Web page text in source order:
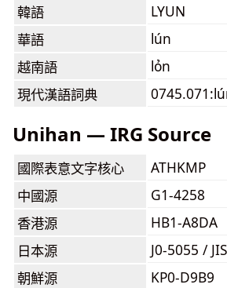
韓語
LYUN
華語
lún
越南語
lỏn
現代漢語詞典
Unihan — IRG Source
國際表意文字核心
ATHKMP
中國源
G1-4258
香港源
HB1-A8DA
日本源
J0-5055 /
朝鮮源
KP0-D9B9